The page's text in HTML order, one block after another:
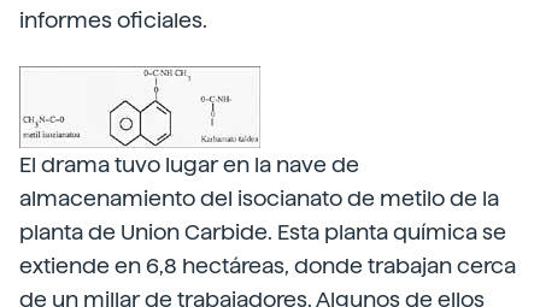
informes oficiales.
El drama tuvo lugar en la nave de
almacenamiento del isocianato de metilo de la
planta de Union Carbide. Esta planta química se
extiende en 6,8 hectáreas, donde trabajan cerca
de un millar de trabajadores. Algunos de ellos